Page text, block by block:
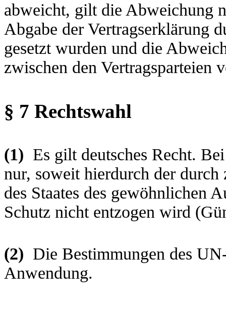
abweicht, gilt die Abweichung
Abgabe der Vertragserklärung
gesetzt wurden und die
zwischen den Vertragsparteien
§ 7 Rechtswahl
(1) Es gilt deutsches Recht.
nur, soweit hierdurch der durch
des Staates des gewöhnlichen
Schutz nicht entzogen wird
(2) Die Bestimmungen des
Anwendung.